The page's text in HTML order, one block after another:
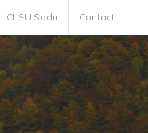
CLSU Sadu Contact